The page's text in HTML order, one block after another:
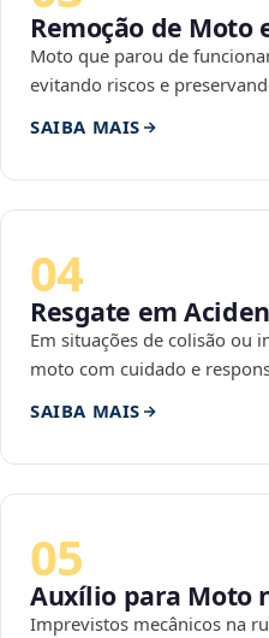
Remoção de Moto
Moto que parou de
evitando riscos e
SAIBA MAIS
04
Resgate em
Em situações de colisão ou
moto com cuidado e
SAIBA MAIS
05
Auxílio para Moto
Imprevistos mecânicos na